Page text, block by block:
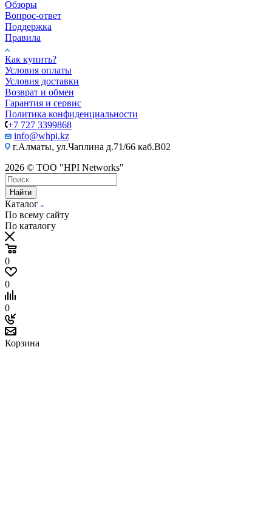
Обзоры
Вопрос-ответ
Поддержка
Правила
Как купить?
Условия оплаты
Условия доставки
Возврат и обмен
Гарантия и сервис
Политика конфиденциальности
+7 727 3399868
info@whpi.kz
г.Алматы, ул.Чаплина д.71/66 каб.B02
2026 © ТОО "HPI Networks"
Найти
Каталог
По всему сайту
По каталогу
0
0
0
Корзина